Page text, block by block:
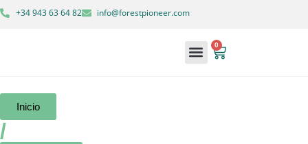
+34 943 63 64 82 info@forestpioneer.com
0
Inicio
/